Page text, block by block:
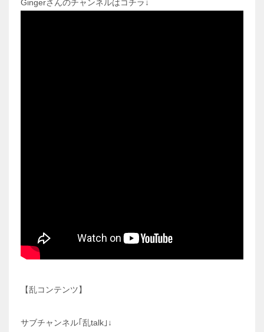
Gingerさんのチャンネルはコチラ↓
【乱コンテンツ】
サブチャンネル｢乱talk｣↓